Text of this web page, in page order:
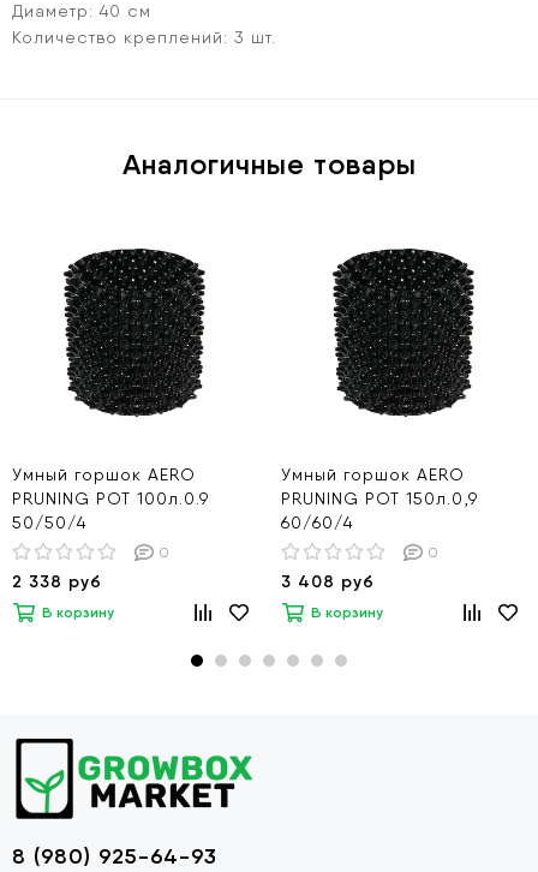
Диаметр: 40 см
Количество креплений: 3 шт.
Аналогичные товары
Умный горшок AERO
PRUNING POT 100л.0.9
50/50/4
0
2 338 руб
В корзину
Умный горшок AERO
PRUNING POT 150л.0,9
60/60/4
0
3 408 руб
В корзину
8 (980) 925-64-93